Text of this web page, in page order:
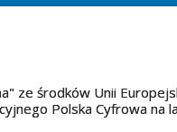
ze środków Unii
Polska Cyfrowa na